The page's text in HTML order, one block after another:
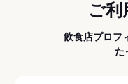
ご利
飲食店プロフ
た